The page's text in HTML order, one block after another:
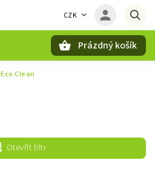
CZK
Prázdný košík
Eco Clean
Otevřít filtr